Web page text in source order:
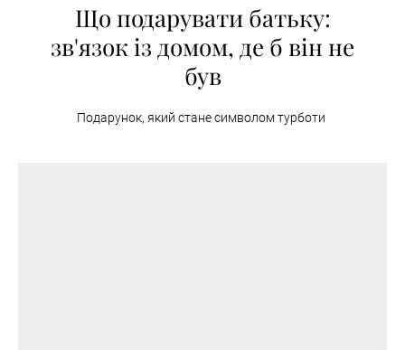
Що подарувати батьку:
зв'язок із домом, де б він не
був
Подарунок, який стане символом турботи